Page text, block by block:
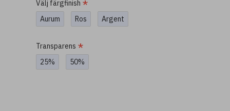
Välj färgfinish
Aurum
Ros Argent
Transparens
25%
50%